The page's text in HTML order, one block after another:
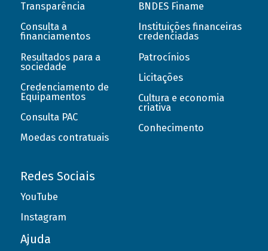
Transparência
Consulta a
financiamentos
Resultados para a
sociedade
Credenciamento de
Equipamentos
Consulta PAC
Moedas contratuais
BNDES Finame
Instituições financeiras
credenciadas
Patrocínios
Licitações
Cultura e economia
criativa
Conhecimento
Redes Sociais
YouTube
Instagram
Ajuda